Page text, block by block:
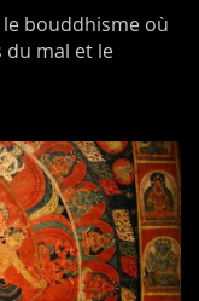
bouddhisme où
du mal et le